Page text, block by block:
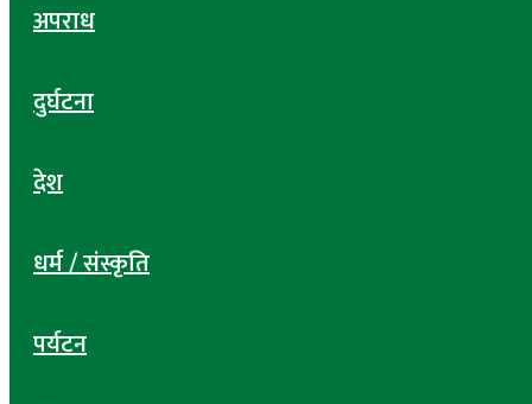
अपराध
दुर्घटना
देश
धर्म / संस्कृति
पर्यटन